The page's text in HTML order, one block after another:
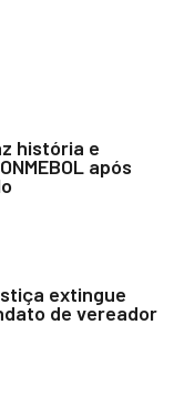
história e
após
extingue
de vereador